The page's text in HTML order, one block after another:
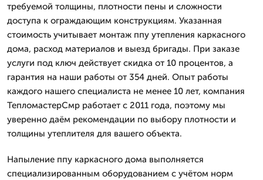
требуемой толщины, плотности пены и сложности
доступа к ограждающим конструкциям. Указанная
стоимость учитывает монтаж ппу утепления каркасного
дома, расход материалов и выезд бригады. При заказе
услуги под ключ действует скидка от 10 процентов, а
гарантия на наши работы от 354 дней. Опыт работы
каждого нашего специалиста не менее 10 лет, компания
ТепломастерСмр работает с 2011 года, поэтому мы
уверенно даём рекомендации по выбору плотности и
толщины утеплителя для вашего объекта.
Напыление ппу каркасного дома выполняется
специализированным оборудованием с учётом норм